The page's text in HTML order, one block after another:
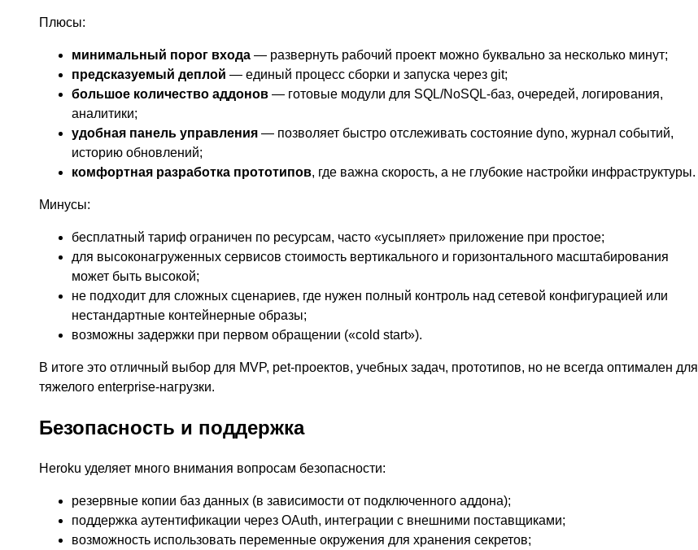
Плюсы:
минимальный порог входа — развернуть рабочий проект можно буквально за несколько минут;
предсказуемый деплой — единый процесс сборки и запуска через git;
большое количество аддонов — готовые модули для SQL/NoSQL-баз, очередей, логирования,
аналитики;
удобная панель управления — позволяет быстро отслеживать состояние dyno, журнал событий,
историю обновлений;
комфортная разработка прототипов, где важна скорость, а не глубокие настройки инфраструктуры.
Минусы:
бесплатный тариф ограничен по ресурсам, часто «усыпляет» приложение при простое;
для высоконагруженных сервисов стоимость вертикального и горизонтального масштабирования
может быть высокой;
не подходит для сложных сценариев, где нужен полный контроль над сетевой конфигурацией или
нестандартные контейнерные образы;
возможны задержки при первом обращении («cold start»).
В итоге это отличный выбор для MVP, pet-проектов, учебных задач, прототипов, но не всегда оптимален для
тяжелого enterprise-нагрузки.
Безопасность и поддержка
Heroku уделяет много внимания вопросам безопасности:
резервные копии баз данных (в зависимости от подключенного аддона);
поддержка аутентификации через OAuth, интеграции с внешними поставщиками;
возможность использовать переменные окружения для хранения секретов;